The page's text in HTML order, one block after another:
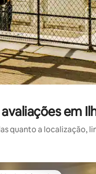
em
quanto a localização,